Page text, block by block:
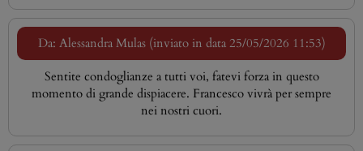
Da: Alessandra Mulas (inviato in data 25/05/2026 11:53)
Sentite condoglianze a tutti voi, fatevi forza in questo
momento di grande dispiacere. Francesco vivrà per sempre
nei nostri cuori.